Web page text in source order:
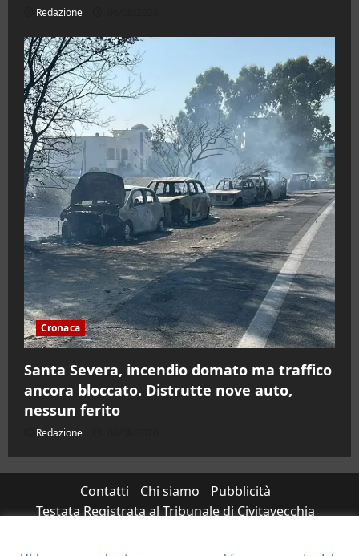
Redazione
Cronaca
Santa Severa, incendio domato ma traffico
ancora bloccato. Distrutte nove auto,
nessun ferito
Redazione
Contatti Chi siamo
Pubblicità
Testata Registrata al Tribunale di Civitavecchia
Micaela Taroni